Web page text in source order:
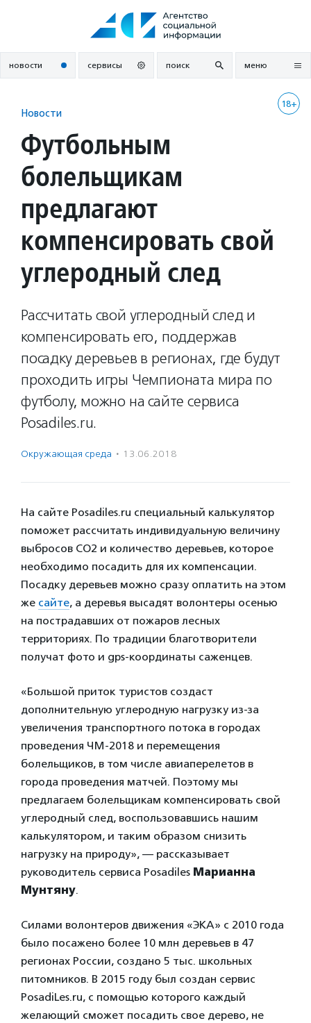
новости сервисы поиск меню
18+
Новости
Футбольным
болельщикам
предлагают
компенсировать свой
углеродный след
Рассчитать свой углеродный след и
компенсировать его, поддержав
посадку деревьев в регионах, где будут
проходить игры Чемпионата мира по
футболу, можно на сайте сервиcа
Posadiles.ru.
Окружающая среда · 13.06.2018
На сайте Posadiles.ru специальный калькулятор
поможет рассчитать индивидуальную величину
выбросов СО2 и количество деревьев, которое
необходимо посадить для их компенсации.
Посадку деревьев можно сразу оплатить на этом
же сайте, а деревья высадят волонтеры осенью
на пострадавших от пожаров лесных
территориях. По традиции благотворители
получат фото и gps-координаты саженцев.
«Большой приток туристов создаст
дополнительную углеродную нагрузку из-за
увеличения транспортного потока в городах
проведения ЧМ-2018 и перемещения
болельщиков, в том числе авиаперелетов в
города проведения матчей. Поэтому мы
предлагаем болельщикам компенсировать свой
углеродный след, воспользовавшись нашим
калькулятором, и таким образом снизить
нагрузку на природу», — рассказывает
руководитель сервиса Posadiles Марианна
Мунтяну.
Силами волонтеров движения «ЭКА» с 2010 года
было посажено более 10 млн деревьев в 47
регионах России, создано 5 тыс. школьных
питомников. В 2015 году был создан сервис
PosadiLes.ru, с помощью которого каждый
желающий сможет посадить свое дерево, не